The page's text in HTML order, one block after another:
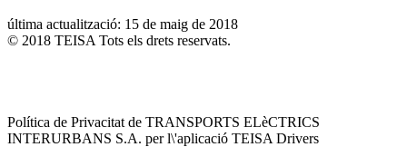
última actualització: 15 de maig de 2018
© 2018 TEISA Tots els drets reservats.
Política de Privacitat de TRANSPORTS ELèCTRICS
INTERURBANS S.A. per l\'aplicació TEISA Drivers